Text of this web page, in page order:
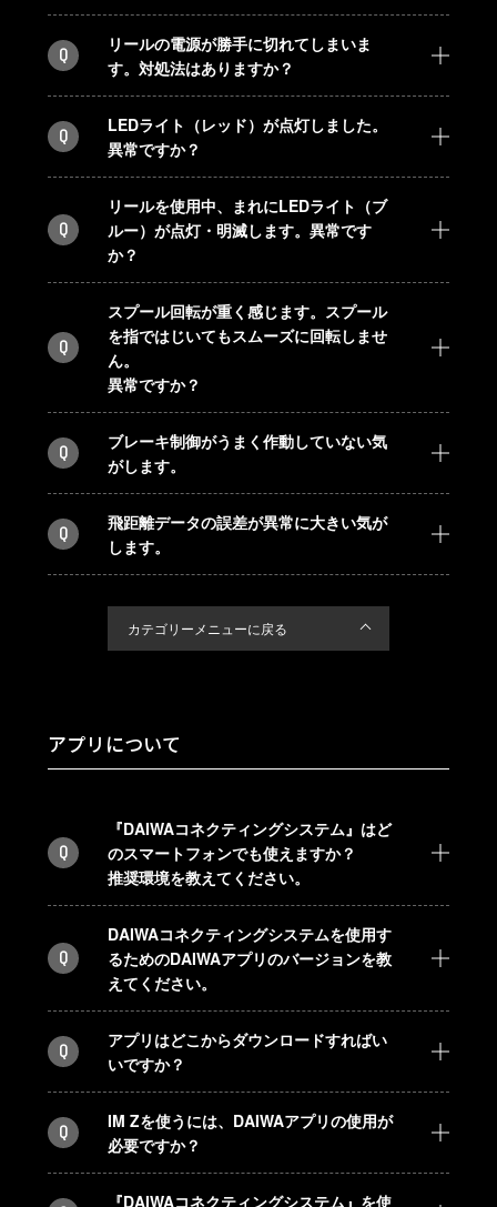
Q
リールの電源が勝手に切れてしまいま
す。対処法はありますか？
Q
LEDライト（レッド）が点灯しました。
異常ですか？
Q
リールを使用中、まれにLEDライト（ブ
ルー）が点灯・明滅します。異常です
か？
Q
スプール回転が重く感じます。スプール
を指ではじいてもスムーズに回転しませ
ん。
異常ですか？
Q
ブレーキ制御がうまく作動していない気
がします。
Q
飛距離データの誤差が異常に大きい気が
します。
カテゴリーメニューに戻る
アプリについて
Q
『DAIWAコネクティングシステム』はど
のスマートフォンでも使えますか？
推奨環境を教えてください。
Q
DAIWAコネクティングシステムを使用す
るためのDAIWAアプリのバージョンを教
えてください。
Q
アプリはどこからダウンロードすればい
いですか？
Q
IM Zを使うには、DAIWAアプリの使用が
必要ですか？
『DAIWAコネクティングシステム』を使